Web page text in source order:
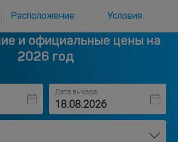
Расположение Условия
и официальные цены на
2026 год
Дата выезда: